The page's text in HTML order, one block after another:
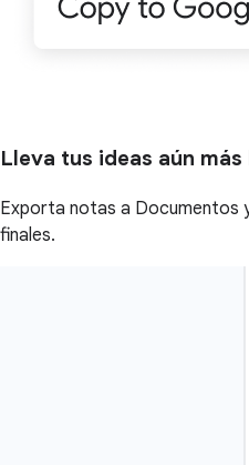
Lleva tus ideas aún más
Exporta notas a Documentos
finales.